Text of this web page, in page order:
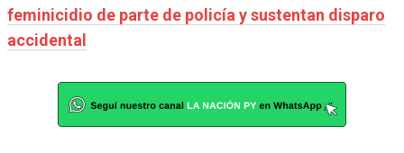
feminicidio de parte de policía y sustentan disparo
accidental